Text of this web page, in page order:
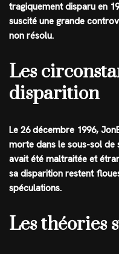
tragiquement disparu en
suscité une grande
non résolu.
Les
disparition
Le 26 décembre 1996,
morte dans le sous-sol de
avait été maltraitée et
sa disparition restent
spéculations.
Les théories